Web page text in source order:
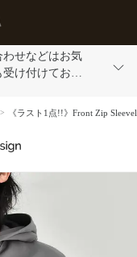
わせなどはお気
け付けており
《ラスト1点!!》Front Zip